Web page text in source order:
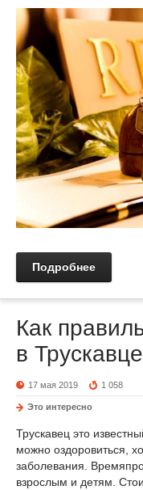
Подробнее
Как
в
17 мая 2019 1 058
Это интересно
Трускавец это
можно оздоровиться,
заболевания.
взрослым и детям.